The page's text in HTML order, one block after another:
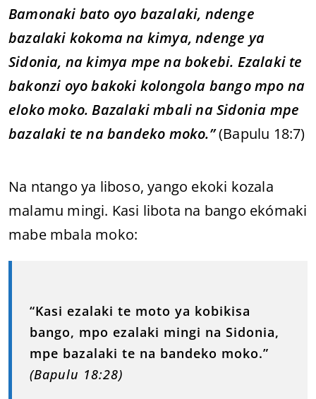
Bamonaki bato oyo bazalaki, ndenge
bazalaki kokoma na kimya, ndenge ya
Sidonia, na kimya mpe na bokebi. Ezalaki te
bakonzi oyo bakoki kolongola bango mpo na
eloko moko. Bazalaki mbali na Sidonia mpe
bazalaki te na bandeko moko.”(Bapulu 18:7)
Na ntango ya liboso, yango ekoki kozala
malamu mingi. Kasi libota na bango ekómaki
mabe mbala moko:
“Kasi ezalaki te moto ya kobikisa
bango, mpo ezalaki mingi na Sidonia,
mpe bazalaki te na bandeko moko.”
(Bapulu 18:28)